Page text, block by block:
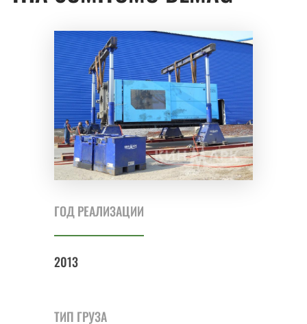
ГОД РЕАЛИЗАЦИИ
2013
ТИП ГРУЗА